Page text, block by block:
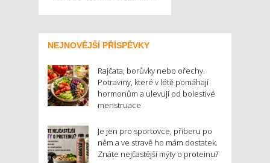
NEJNOVĚJŠÍ PŘÍSPĚVKY
Rajčata, borůvky nebo ořechy.
Potraviny, které v létě pomáhají
hormonům a ulevují od bolestivé
menstruace
Je jen pro sportovce, přiberu po
něm a ve stravě ho mám dostatek.
Znáte nejčastější mýty o proteinu?